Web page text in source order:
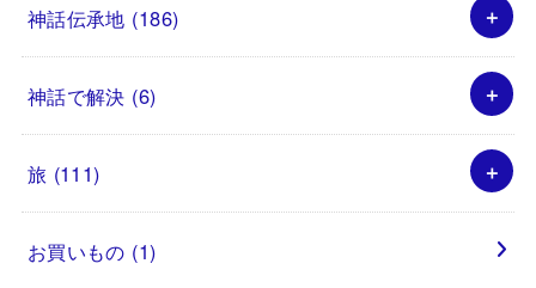
神話伝承地 (186)
神話で解決 (6)
旅 (111)
お買いもの (1)